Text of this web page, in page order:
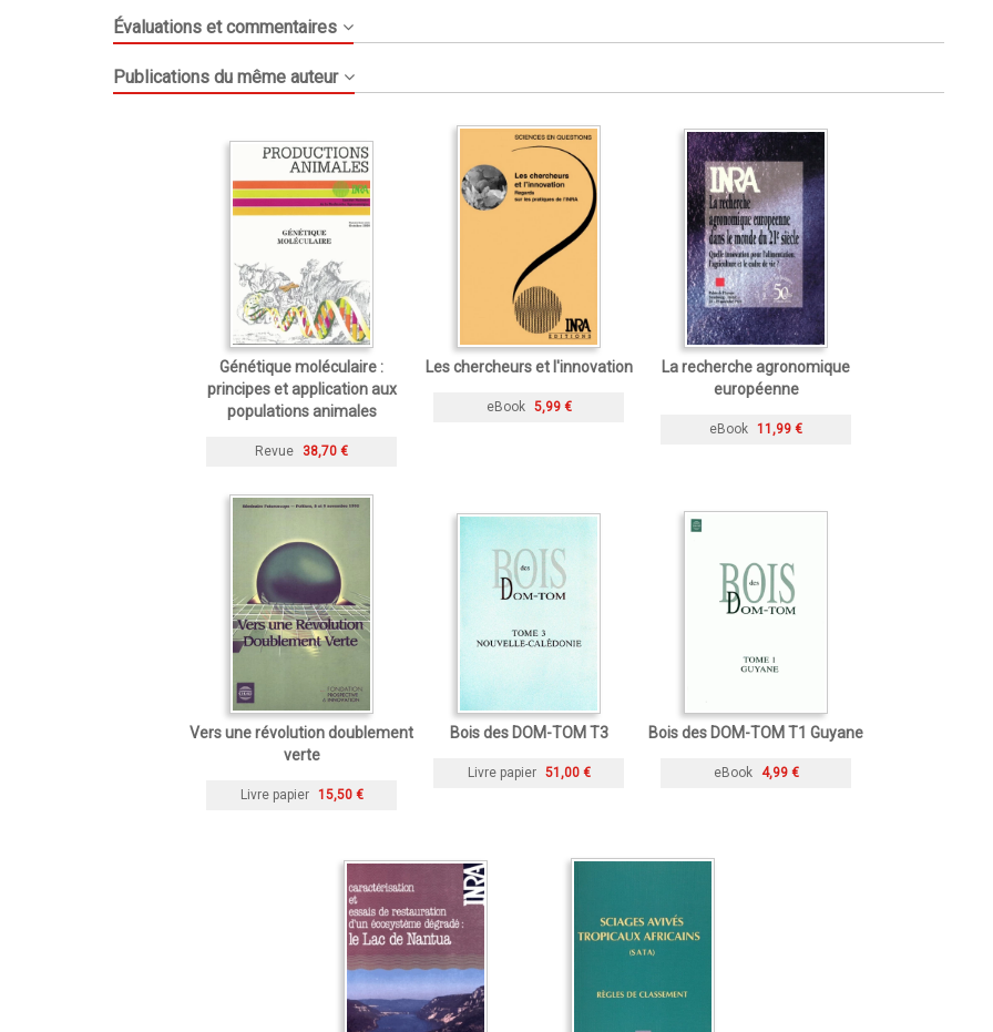
Évaluations et commentaires
Publications du même auteur
Génétique moléculaire :
principes et application aux
populations animales
Revue 38,70 €
Les chercheurs et l'innovation
eBook 5,99 €
La recherche agronomique
européenne
eBook 11,99 €
Vers une révolution doublement
verte
Livre papier 15,50 €
Bois des DOM-TOM T3
Livre papier 51,00 €
Bois des DOM-TOM T1 Guyane
eBook 4,99 €